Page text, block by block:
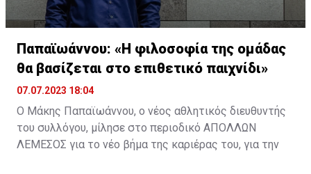
Παπαϊωάννου: «Η φιλοσοφία της ομάδας
θα βασίζεται στο επιθετικό παιχνίδι»
07.07.2023 18:04
Ο Μάκης Παπαϊωάννου, ο νέος αθλητικός διευθυντής
του συλλόγου, μίλησε στο περιοδικό ΑΠΟΛΛΩΝ
ΛΕΜΕΣΟΣ για το νέο βήμα της καριέρας του, για την